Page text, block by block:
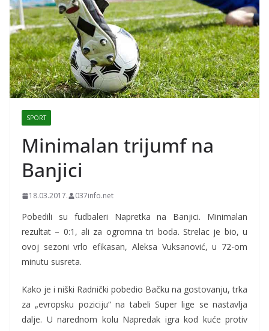
SPORT
Minimalan trijumf na
Banjici
18.03.2017. 037info.net
Pobedili su fudbaleri Napretka na Banjici. Minimalan
rezultat – 0:1, ali za ogromna tri boda. Strelac je bio, u
ovoj sezoni vrlo efikasan, Aleksa Vuksanović, u 72-om
minutu susreta.
Kako je i niški Radnički pobedio Bačku na gostovanju, trka
za „evropsku poziciju“ na tabeli Super lige se nastavlja
dalje. U narednom kolu Napredak igra kod kuće protiv